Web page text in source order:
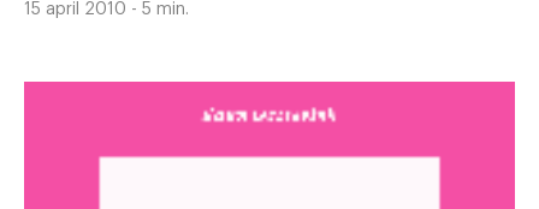
15 april 2010 - 5 min.